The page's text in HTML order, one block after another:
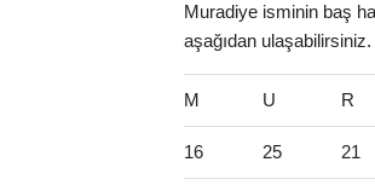
Muradiye isminin baş
aşağıdan ulaşabilirsiniz.
M U R
16 25 21